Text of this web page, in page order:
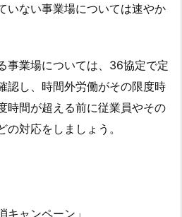
いない事業場については速やか
事業場については、36協定で定
認し、時間外労働がその限度時
時間が超える前に従業員やその
対応をしましょう。
キャンペーン」